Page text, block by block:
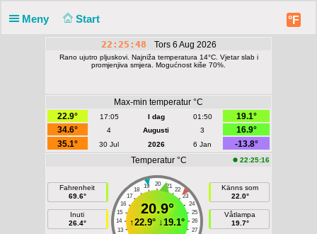
Meny Start °F
22:25:48 Tors 6 Aug 2026
Rano ujutro pljuskovi. Najniža temperatura 14°C. Vjetar slab i
promjenjiva smjera. Mogućnost kiše 70%.
Max-min temperatur °C
22.9°
17:05 I dag 01:50
19.1°
34.6°
4 Augusti 3
16.9°
35.1°
30 Jul 2026 6 Jan
-13.8°
Temperatur °C
22:25:16
Fahrenheit
69.6°
Inuti
26.4°
20
19 21
18
22
17
23
16
24
15
25
14
26
13
27
20.9°
↑22.9° ↓19.1°
Känns som
22.0°
Våtlampa
19.7°